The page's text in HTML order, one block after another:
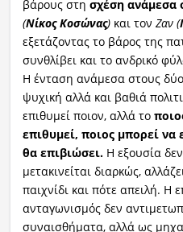
βάρους στη σχέση ανάμεσα
(Νίκος Κοσώνας)και τον Ζαν (
εξετάζοντας το βάρος της
συνθλίβει και το ανδρικό
Η ένταση ανάμεσα στους
ψυχική αλλά και βαθιά
επιθυμεί ποιον, αλλά το
επιθυμεί, ποιος μπορεί να
θα επιβιώσει.Η εξουσία
μετακινείται διαρκώς,
παιχνίδι και πότε απειλή. Η
ανταγωνισμός δεν
συναισθήματα, αλλά ως